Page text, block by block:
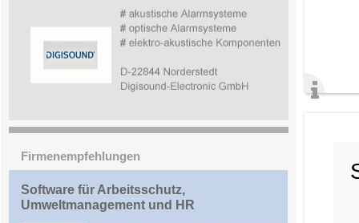
Firmenempfehlungen
Software für Arbeitsschutz,
Umweltmanagement und HR